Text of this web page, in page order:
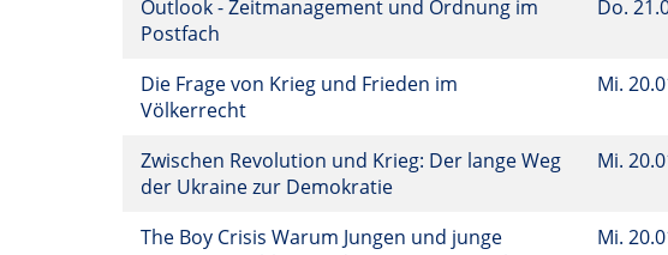
Outlook - Zeitmanagement und Ordnung im
Postfach
Do.
Die Frage von Krieg und Frieden im
Völkerrecht
Mi.
Zwischen Revolution und Krieg: Der lange Weg
der Ukraine zur Demokratie
Mi.
The Boy Crisis Warum Jungen und junge
Mi.